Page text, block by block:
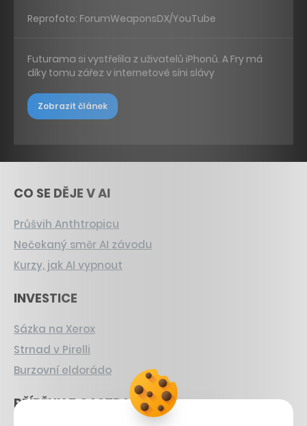
Reprofoto: ForumWeaponsDX/YouTube
Futurama si vystřelila z uživatelů iPhonů. A Fry má
díky tomu zářez v internetové síni slávy
Zobrazit článek
CO SE DĚJE V AI
Průšvih Anthtropicu
Nečekaný směr AI závodu
Kurzy, jak AI vypnout
INVESTICE
Sázka na Xerox
Strnad v Pirelli
Burzovní eldorádo
PŘÍBĚHY Z GASTRA